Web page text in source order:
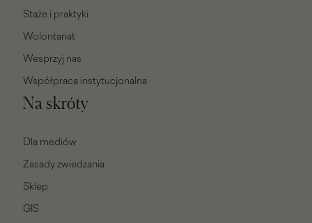
Staże i praktyki
Wolontariat
Wesprzyj nas
Współpraca instytucjonalna
Na skróty
Dla mediów
Zasady zwiedzania
Sklep
GIS